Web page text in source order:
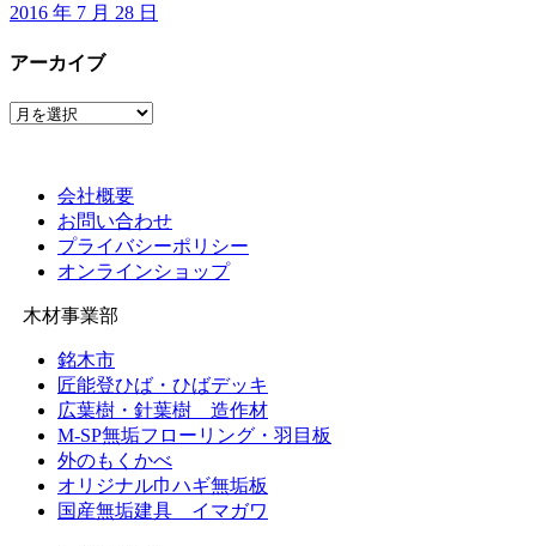
2016 年 7 月 28 日
アーカイブ
ア
会社概要
お問い合わせ
プライバシーポリシー
オンラインショップ
木材事業部
銘木市
匠能登ひば・ひばデッキ
広葉樹・針葉樹 造作材
M-SP無垢フローリング・羽目板
外のもくかべ
オリジナル巾ハギ無垢板
国産無垢建具 イマガワ